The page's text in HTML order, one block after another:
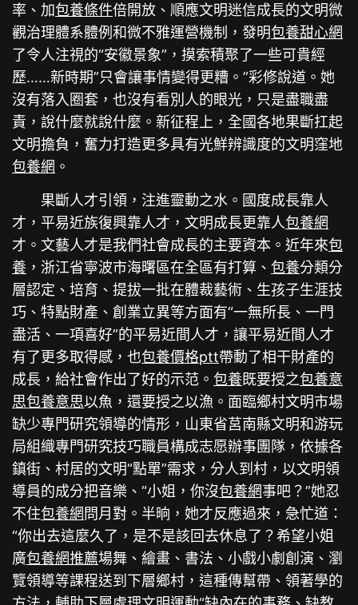
率、加包養條件倍開放、順應文明迷信成長的文明微
觀治理體系體例和微不雅運營機制，發明包養甜心網
了令人注視的“安徽景象”，摸索積聚了一些可貴經
歷……新時期”只會讓事情變得更糟。”彩修說道。她
沒有落入圈套，也沒有看別人的眼光，只是盡職盡
責，說什麼就說什麼。新征程上，全國各地果斷扛起
文明擔負，奮力打造更多具有光鮮辨識度的文明窪地
包養網 。
果斷人才引領，注進靈動之水。國度成長靠人
才，平易近族復興靠人才，文明成長更靠人包養網
才。文藝人才是我們社會成長的主要資本。近年來包
養 ，浙江省寧波市海曙區在全區有打算、包養分類分
層認定、培育、提拔一批在體裁藝術、生孩子生涯技
巧、特點財產、創業立異等方面有“一無所長、一門
盡活、一項喜好”的平易近間人才，讓平易近間人才
有了更多取得感，也包養價格ptt帶動了相干財產的
成長，給社會作出了好的示范。包養既要授之包養意
思包養意思以魚，還要授之以漁。面臨鄉村文明市場
缺少專門研究領導的情形，山東省莒南縣文明和游玩
局組織專門研究技巧職員構成志愿辦事團隊，依據各
鎮街、村居的文明“點單”需求，分人到村，以文明領
導員的成分把音樂、“小姐，你沒包養網事吧？”她忍
不住包養網 問月對。半晌，她才反應過來，急忙道：
“你出去這麼久了，是不是該回去休息了？希望小姐
廣包養網推薦場舞、繪畫、書法、小戲小劇創演、瀏
覽領導等課程送到下層鄉村，這種傳幫帶、領著學的